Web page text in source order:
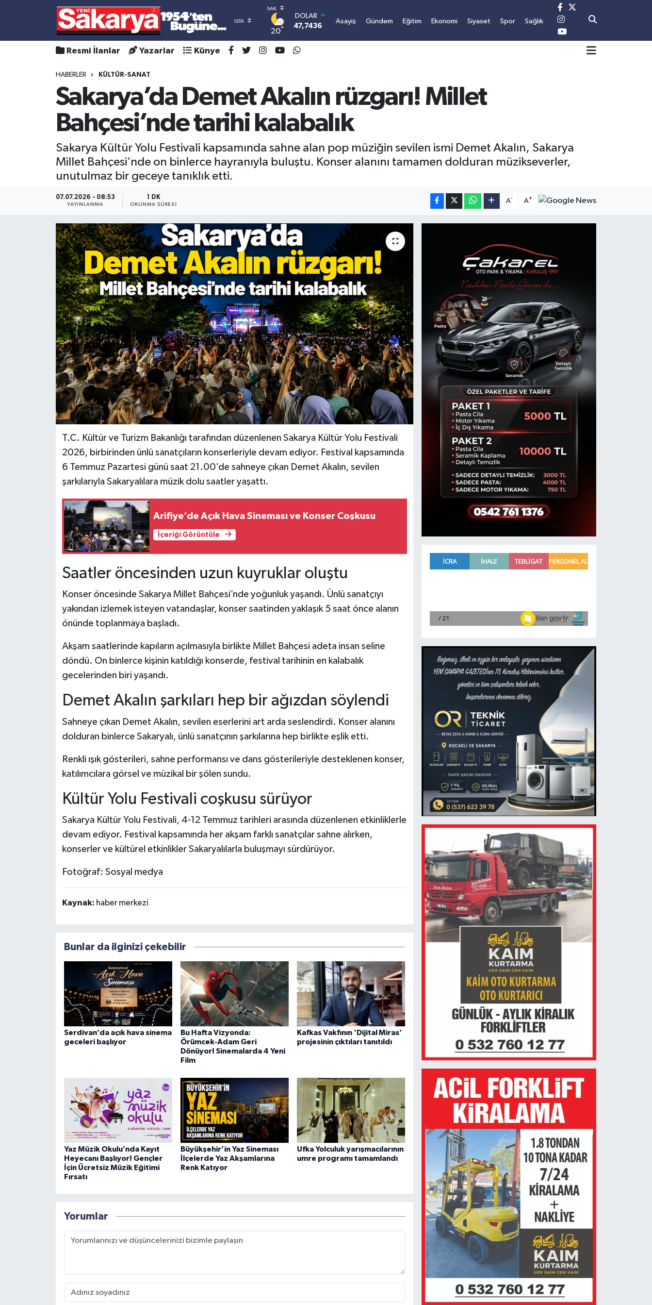
20°
DOLAR
47,7436
55,2510
6660.55
BİST100
13.779
BITCOIN
3.101.434,46
0.87
Asayiş Gündem Eğitim Ekonomi Siyaset Spor Sağlık
Resmi İlanlar Yazarlar Künye
HABERLER KÜLTÜR-SANAT
Sakarya’da Demet Akalın rüzgarı! Millet
Bahçesi’nde tarihi kalabalık
Sakarya Kültür Yolu Festivali kapsamında sahne alan pop müziğin sevilen ismi Demet Akalın, Sakarya
Millet Bahçesi’nde on binlerce hayranıyla buluştu. Konser alanını tamamen dolduran müzikseverler,
unutulmaz bir geceye tanıklık etti.
07.07.2026 - 08:53
YAYINLANMA
1 DK
OKUNMA SÜRESI
A- A+
T.C. Kültür ve Turizm Bakanlığı tarafından düzenlenen Sakarya Kültür Yolu Festivali
2026, birbirinden ünlü sanatçıların konserleriyle devam ediyor. Festival kapsamında
6 Temmuz Pazartesi günü saat 21.00’de sahneye çıkan Demet Akalın, sevilen
şarkılarıyla Sakaryalılara müzik dolu saatler yaşattı.
Arifiye’de Açık Hava Sineması ve Konser Coşkusu
İçeriği Görüntüle
Saatler öncesinden uzun kuyruklar oluştu
Konser öncesinde Sakarya Millet Bahçesi’nde yoğunluk yaşandı. Ünlü sanatçıyı
yakından izlemek isteyen vatandaşlar, konser saatinden yaklaşık 5 saat önce alanın
önünde toplanmaya başladı.
Akşam saatlerinde kapıların açılmasıyla birlikte Millet Bahçesi adeta insan seline
döndü. On binlerce kişinin katıldığı konserde, festival tarihinin en kalabalık
gecelerinden biri yaşandı.
Demet Akalın şarkıları hep bir ağızdan söylendi
Sahneye çıkan Demet Akalın, sevilen eserlerini art arda seslendirdi. Konser alanını
dolduran binlerce Sakaryalı, ünlü sanatçının şarkılarına hep birlikte eşlik etti.
Renkli ışık gösterileri, sahne performansı ve dans gösterileriyle desteklenen konser,
katılımcılara görsel ve müzikal bir şölen sundu.
Kültür Yolu Festivali coşkusu sürüyor
Sakarya Kültür Yolu Festivali, 4-12 Temmuz tarihleri arasında düzenlenen etkinliklerle
devam ediyor. Festival kapsamında her akşam farklı sanatçılar sahne alırken,
konserler ve kültürel etkinlikler Sakaryalılarla buluşmayı sürdürüyor.
Fotoğraf: Sosyal medya
Kaynak: haber merkezi
Bunlar da ilginizi çekebilir
Serdivan’da açık hava sinema
geceleri başlıyor
Bu Hafta Vizyonda:
Örümcek-Adam Geri
Dönüyor! Sinemalarda 4 Yeni
Film
Kafkas Vakfının 'Dijital Miras'
projesinin çıktıları tanıtıldı
Yaz Müzik Okulu’nda Kayıt
Heyecanı Başlıyor! Gençler
İçin Ücretsiz Müzik Eğitimi
Fırsatı
Büyükşehir’in Yaz Sineması
İlçelerde Yaz Akşamlarına
Renk Katıyor
Ufka Yolculuk yarışmacılarının
umre programı tamamlandı
Yorumlar